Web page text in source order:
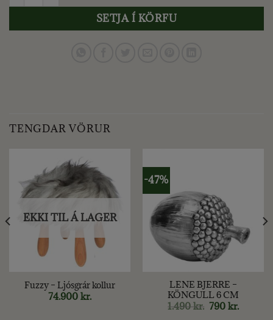
SETJA Í KÖRFU
TENGDAR VÖRUR
EKKI TIL Á LAGER
Fuzzy – Ljósgrár kollur
74.900 kr.
-47%
LENE BJERRE –
KÖNGULL 6 CM
1.490kr. Original
price
790 kr.Current
price